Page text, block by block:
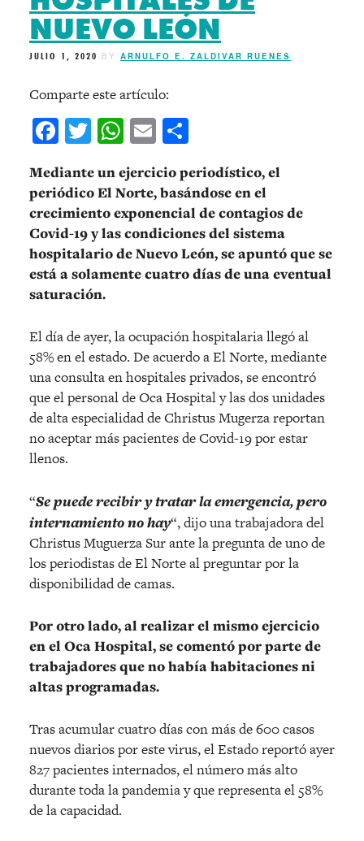
NUEVO LEÓN
JULIO 1, 2020 BY ARNULFO E. ZALDIVAR RUENES
Comparte este artículo:
Facebook
Twitter
WhatsApp
Email
Mediante un ejercicio periodístico, el
periódico El Norte, basándose en el
crecimiento exponencial de contagios de
Covid-19 y las condiciones del sistema
hospitalario de Nuevo León, se apuntó que se
está a solamente cuatro días de una eventual
saturación.
El día de ayer, la ocupación hospitalaria llegó al
58% en el estado. De acuerdo a El Norte, mediante
una consulta en hospitales privados, se encontró
que el personal de Oca Hospital y las dos unidades
de alta especialidad de Christus Mugerza reportan
no aceptar más pacientes de Covid-19 por estar
llenos.
“Se puede recibir y tratar la emergencia, pero
internamiento no hay“, dijo una trabajadora del
Christus Muguerza Sur ante la pregunta de uno de
los periodistas de El Norte al preguntar por la
disponibilidad de camas.
Por otro lado, al realizar el mismo ejercicio
en el Oca Hospital, se comentó por parte de
trabajadores que no había habitaciones ni
altas programadas.
Tras acumular cuatro días con más de 600 casos
nuevos diarios por este virus, el Estado reportó ayer
827 pacientes internados, el número más alto
durante toda la pandemia y que representa el 58%
de la capacidad.